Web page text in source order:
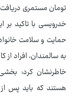
تومان مستمری
خدرویسی با تاکید بر
حمایت و سلامت
به سالمندان، افراد
خاطرنشان کرد:
هستند که باید پس